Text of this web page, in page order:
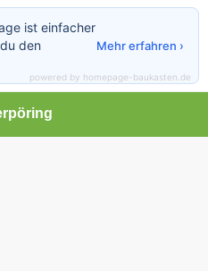
ist einfacher
den
Mehr erfahren ›
powered by homepage-baukasten.de